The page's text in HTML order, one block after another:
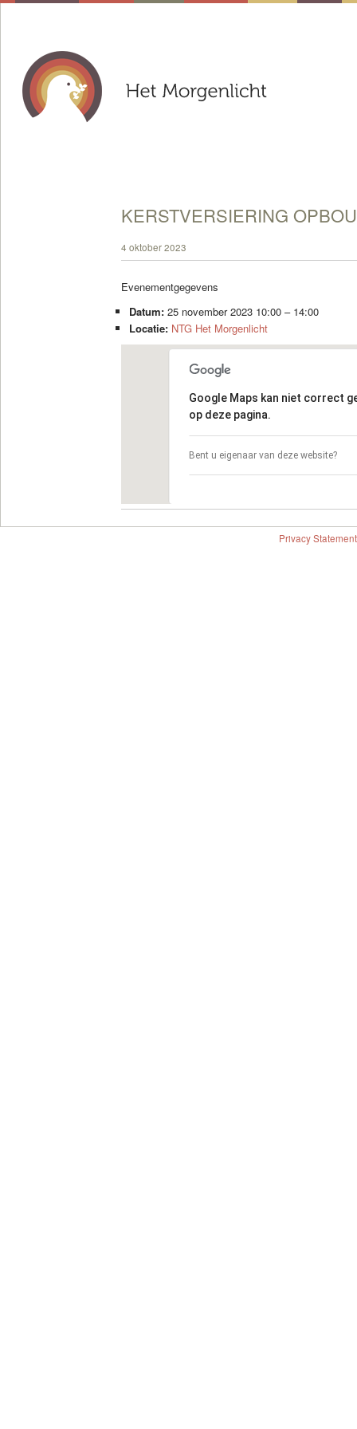
KERSTVERSIERING
4 oktober 2023
Evenementgegevens
Datum: 25 november 2023 10:00– 14:00
Locatie: NTG Het Morgenlicht
Google Maps kan niet correct
op deze pagina.
Bent u eigenaar van deze website?
Privacy Statement